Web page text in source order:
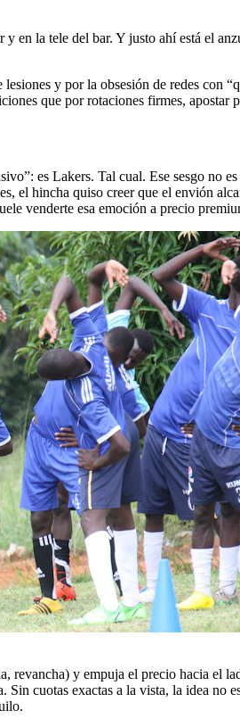
la tele del bar. Y justo ahí está el
y por la obsesión de redes con
que por rotaciones firmes, apostar
es Lakers. Tal cual. Ese sesgo no
el hincha quiso creer que el envión
venderte esa emoción a precio
y empuja el precio hacia el
cuotas exactas a la vista, la idea